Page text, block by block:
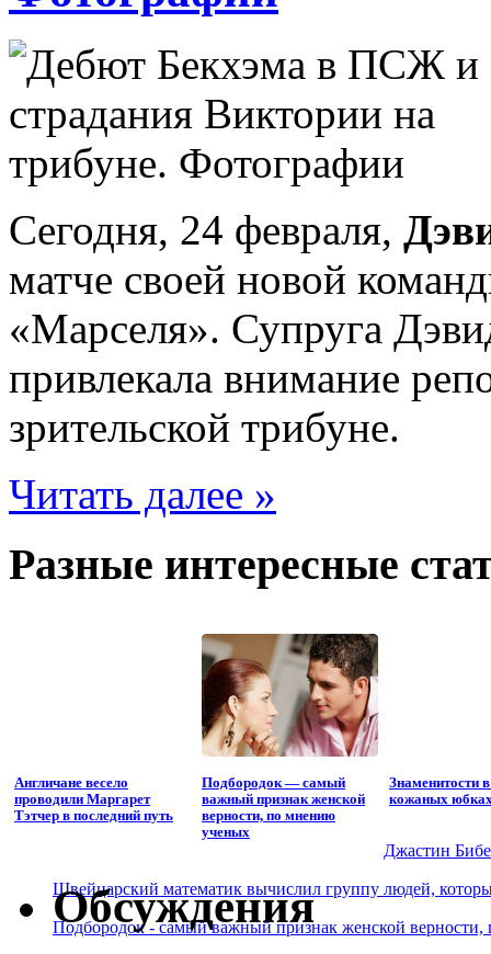
Сегодня, 24 февраля,
матче своей новой
«Марселя». Супруга
привлекала внимание
зрительской трибуне.
Читать далее »
Разные интересные
Англичане весело
проводили Маргарет
Тэтчер в последний путь
Подбородок — самый
важный признак женской
верности, по мнению
ученых
Знаменитости
кожаных
Джастин
Швейцарский математик вычислил группу людей,
Подбородок - самый важный признак женской
Обсуждения